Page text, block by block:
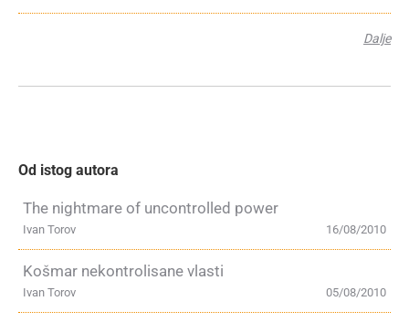
Dalje
Od istog autora
The nightmare of uncontrolled power
16/08/2010
Ivan Torov
Košmar nekontrolisane vlasti
05/08/2010
Ivan Torov